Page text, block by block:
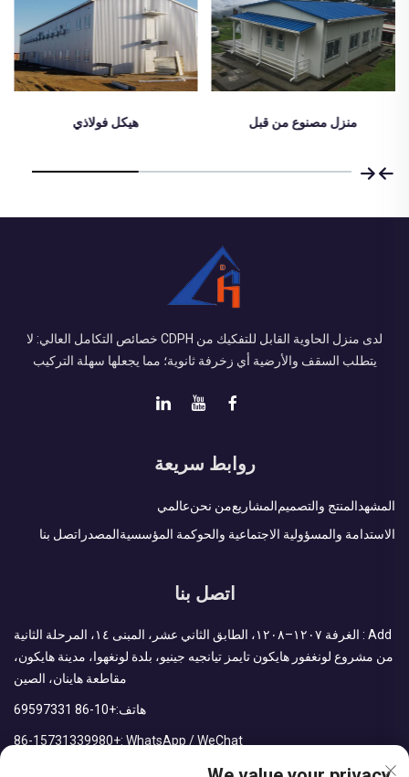
هيكل فولاذي Letin room
لدى منزل الحاوية القابل للتفكيك من CDPH خصائص التكامل العالي: لا
يتطلب السقف والأرضية أي زخرفة ثانوية؛ مما يجعلها سهلة التركيب
روابط سريعة
المشهدالمنتج والتصميمالمشاريعمن نحنعالمي
الاستدامة والمسؤولية الاجتماعية والحوكمة المؤسسيةالمصدر اتصل بنا
اتصل بنا
Add : الغرفة ١٢٠٧–١٢٠٨، الطابق الثاني عشر، المبنى ١٤، المرحلة الثانية
من مشروع لونغفور هايكون تايمز تيانجيه جينيو، بلدة لونغهوا، مدينة هايكون،
مقاطعة هاينان، الصين
هاتف:+86-10 69597331
WhatsApp / WeChat :
+86-15731339980
البريد الإلكتروني: